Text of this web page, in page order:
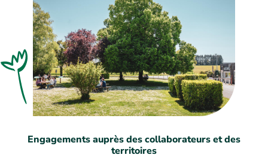
Engagements auprès des collaborateurs et des
territoires